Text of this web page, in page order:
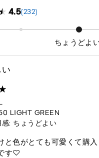
4.5(232)
ちょうどよ
LIGHT GREEN
: ちょうどよい
と色がとても可愛くて購
す♡